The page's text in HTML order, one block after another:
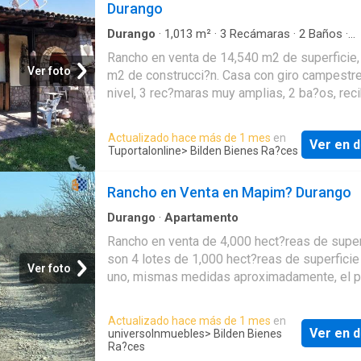
TECHO DE LÁMINA. TIPOS DE
TIPO 1: TIPO 2: TIPO 3: LOCALES
DEPARTAMENTOS Y ESCALERAS
Ver foto
Durango
Durango · 1,013 m² · 3 Recámaras · 2 Baños ·
·
Rancho en venta de 14,540 m2 de
m2 de construcci?n. Casa con giro
nivel, 3 rec?maras muy amplias, 2 ba?os,
acabados de ladrillo, sala, comedor, cocina
cuarto de TV, cuarto de servicio. Alberca,
estacionamiento, jard?n, lavander?a, zona
energ?a el?ctrica, lineal telef?nica, agua de
bombeo. Cita requerida. MC4C
por Bilden Bienes Ra?ces a traves de
TuPortalOnline
Actualizado hace más de 1 mes en
Tuportalonline> Bilden Bienes Ra?ces Ver en
Ver foto
Rancho en Venta en Mapim? Durango
Durango · Apartamento
Rancho en venta de 4,000 hect?reas de
son 4 lotes de 1,000 hect?reas de superficie
uno, mismas medidas aproximadamente, el
n cuenta con corrales r?sticos con b?scula y
pilas para abrevar ganado una en cada pozo,
Actualizado hace más de 1 mes en
universoInmuebles> Bilden Bienes
Ra?ces
Ver en